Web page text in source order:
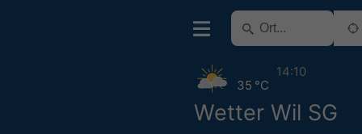
Wetter Wil SG
35 °C
14:10